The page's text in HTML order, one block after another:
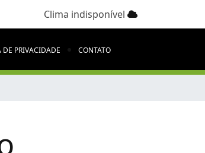
Clima indisponível
DE PRIVACIDADE CONTATO